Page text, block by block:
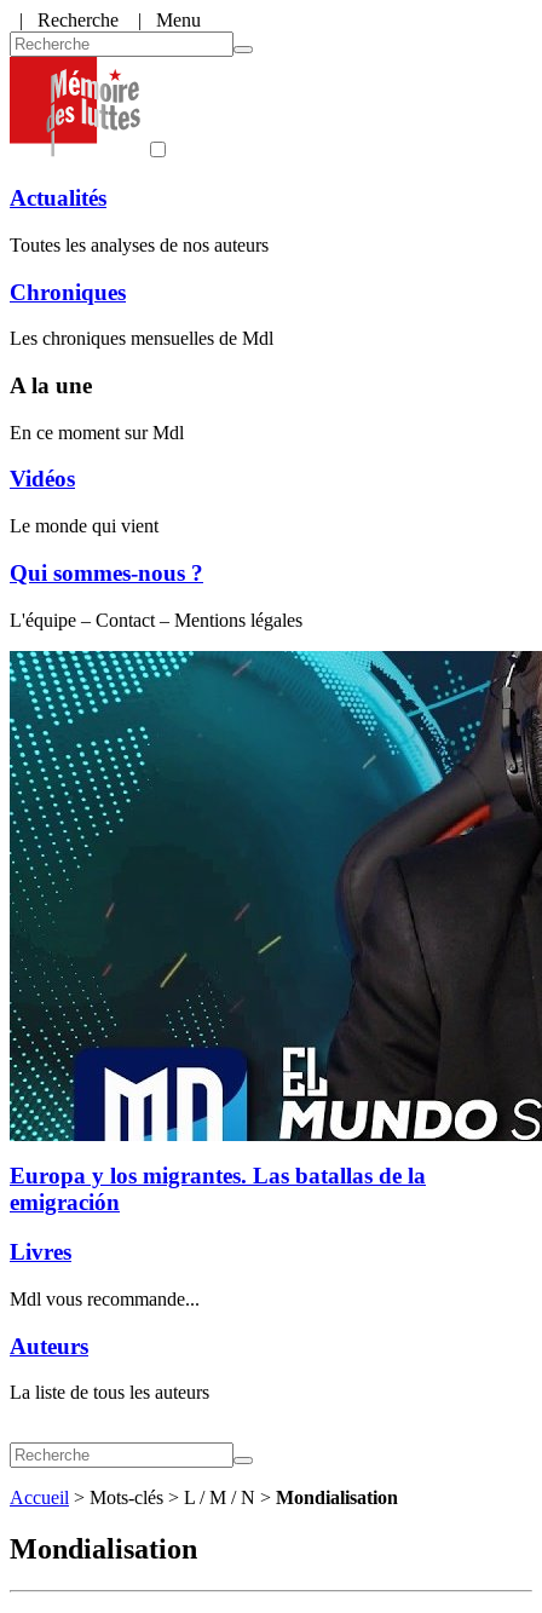
| Recherche | Menu
Actualités
Toutes les analyses de nos auteurs
Chroniques
Les chroniques mensuelles de Mdl
A la une
En ce moment sur Mdl
Vidéos
Le monde qui vient
Qui sommes-nous ?
L'équipe – Contact – Mentions légales
Europa y los migrantes. Las batallas de la
emigración
Livres
Mdl vous recommande...
Auteurs
La liste de tous les auteurs
Accueil > Mots-clés > L / M / N > Mondialisation
Mondialisation